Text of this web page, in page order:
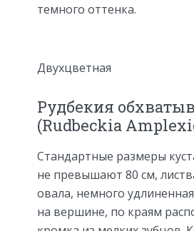
темного оттенка.
Двухцветная
Рудбекия
(Rudbeckia
Стандартные размеры
не превышают 80 см,
овала, немного
на вершине, по краям